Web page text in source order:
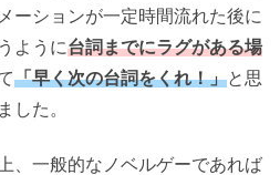
ーションが一定時間流れた後に
ように台詞までにラグがある場
「早く次の台詞をくれ！」と思
した。
、一般的なノベルゲーであれば